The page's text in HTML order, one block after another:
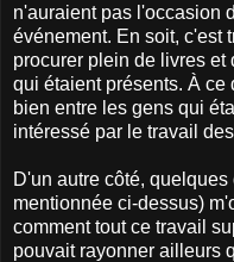
n'auraient pas l'occasion
événement. En soit, c'est
procurer plein de livres et
qui étaient présents. À ce
bien entre les gens qui
intéressé par le travail
D'un autre côté,
mentionnée ci-dessus)
comment tout ce travail
pouvait rayonner ailleurs